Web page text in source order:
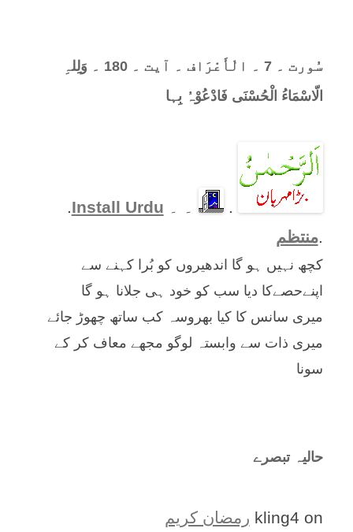
سُورت ۔ 7 ۔ الْأَعْرَاف ۔ آیت ۔ 180 ۔ وَلِلہِ
الّاسْمَاءُ الْحُسْنَی فَادْعُوْہُ بِہا
.
Install Urdu
.منتظم
کچھ نہیں ہو گا اندھیروں کو بُرا کہنے سے
اپنےحصےکا دیا سب کو خود ہی جلانا ہو گا
میری سانس کا کیا بھروسہ کب ساتھ چھوڑ جائے
میری ذات سے وابستہ لوگو مجھے معاف کر کے
سونا
حالیہ تبصرے
kling4 on
رمضان کریم